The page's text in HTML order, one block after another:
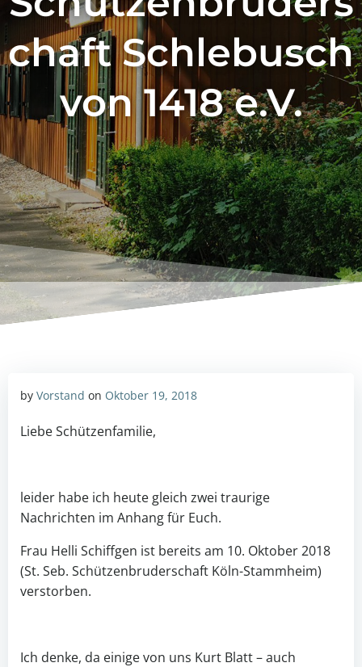
chaft Schlebusch
von 1418 e.V.
by Vorstand on Oktober 19, 2018
Liebe Schützenfamilie,
leider habe ich heute gleich zwei traurige
Nachrichten im Anhang für Euch.
Frau Helli Schiffgen ist bereits am 10. Oktober 2018
(St. Seb. Schützenbruderschaft Köln-Stammheim)
verstorben.
Ich denke, da einige von uns Kurt Blatt – auch